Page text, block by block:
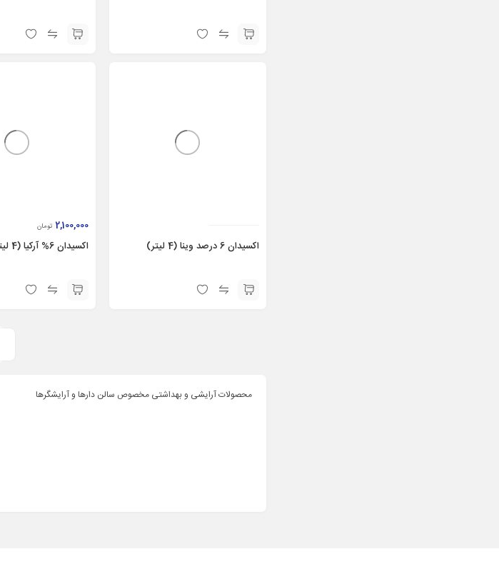
اکسیدان 6 درصد وینا (4 لیتر)
2,100,000 تومان
اکسیدان 6% آرکیا (4 لیتر)
محصولات آرایشی و بهداشتی مخصوص سالن دارها و آرایشگرها